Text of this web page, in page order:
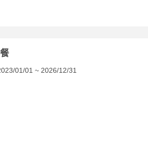
01/01 ~ 2026/12/31